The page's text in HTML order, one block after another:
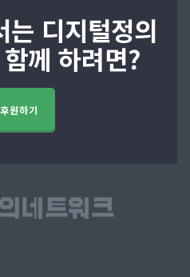
는 디지털정의
께 하려면?
후원하기